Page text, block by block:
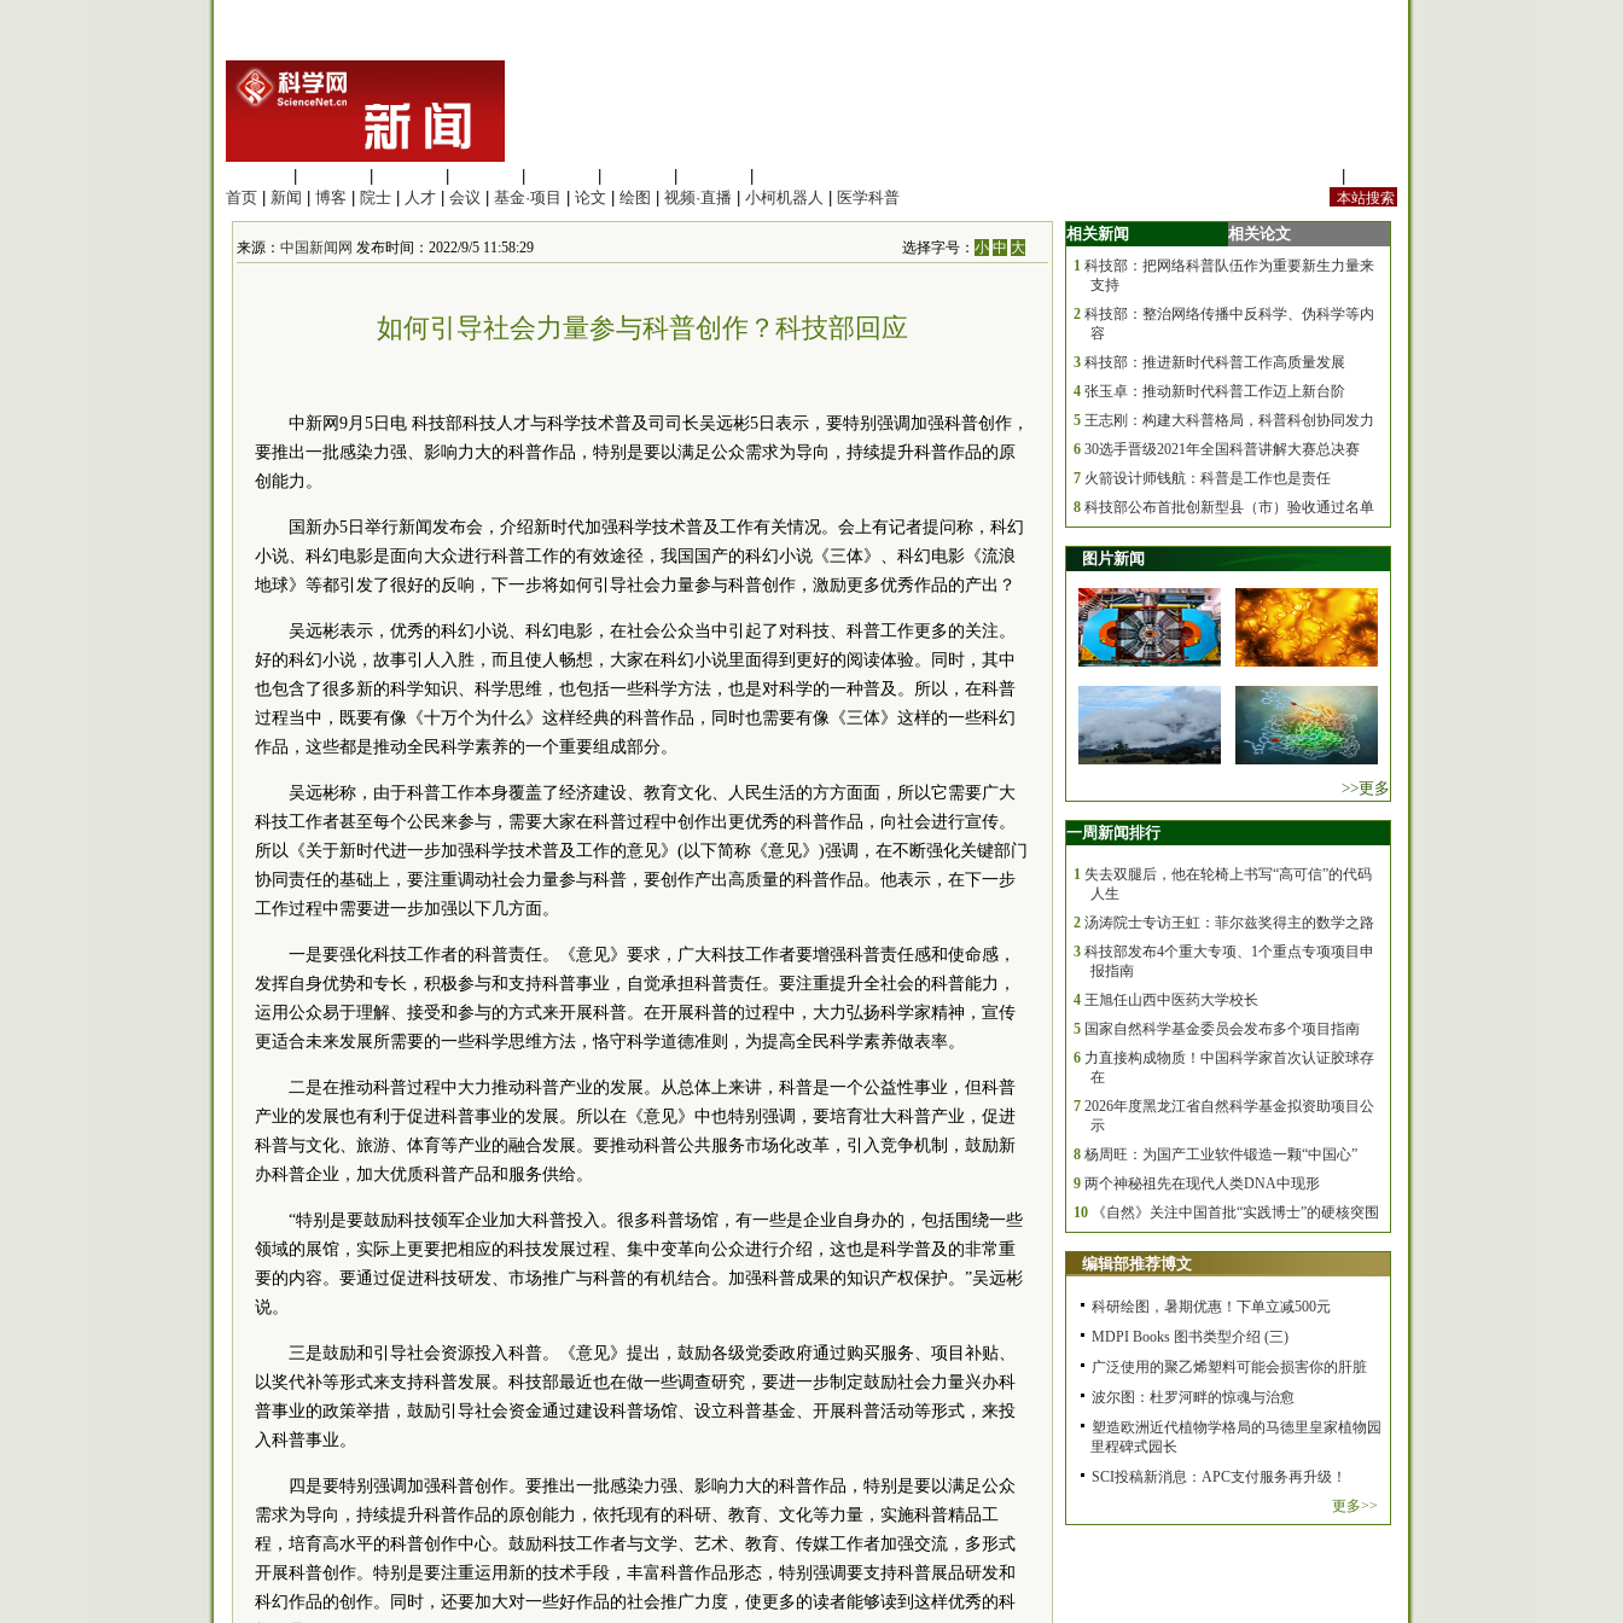
首页
新闻 博客 院士 人才 会议 基金·项目 论文 绘图 视频·直播 小柯机器人 医学科普
来源： 中国新闻网 发布时间：2022/9/5 11:58:29 选择字号：小 中 大
如何引导社会力量参与科普创作？科技部回应
中新网9月5日电 科技部科技人才与科学技术普及司司长吴远彬5日表示，要特别强调加强科普创作，
要推出一批感染力强、影响力大的科普作品，特别是要以满足公众需求为导向，持续提升科普作品的原
创能力。
国新办5日举行新闻发布会，介绍新时代加强科学技术普及工作有关情况。会上有记者提问称，科幻
小说、科幻电影是面向大众进行科普工作的有效途径，我国国产的科幻小说《三体》、科幻电影《流浪
地球》等都引发了很好的反响，下一步将如何引导社会力量参与科普创作，激励更多优秀作品的产出？
吴远彬表示，优秀的科幻小说、科幻电影，在社会公众当中引起了对科技、科普工作更多的关注。
好的科幻小说，故事引人入胜，而且使人畅想，大家在科幻小说里面得到更好的阅读体验。同时，其中
也包含了很多新的科学知识、科学思维，也包括一些科学方法，也是对科学的一种普及。所以，在科普
过程当中，既要有像《十万个为什么》这样经典的科普作品，同时也需要有像《三体》这样的一些科幻
作品，这些都是推动全民科学素养的一个重要组成部分。
吴远彬称，由于科普工作本身覆盖了经济建设、教育文化、人民生活的方方面面，所以它需要广大
科技工作者甚至每个公民来参与，需要大家在科普过程中创作出更优秀的科普作品，向社会进行宣传。
所以《关于新时代进一步加强科学技术普及工作的意见》(以下简称《意见》)强调，在不断强化关键部门
协同责任的基础上，要注重调动社会力量参与科普，要创作产出高质量的科普作品。他表示，在下一步
工作过程中需要进一步加强以下几方面。
一是要强化科技工作者的科普责任。《意见》要求，广大科技工作者要增强科普责任感和使命感，
发挥自身优势和专长，积极参与和支持科普事业，自觉承担科普责任。要注重提升全社会的科普能力，
运用公众易于理解、接受和参与的方式来开展科普。在开展科普的过程中，大力弘扬科学家精神，宣传
更适合未来发展所需要的一些科学思维方法，恪守科学道德准则，为提高全民科学素养做表率。
二是在推动科普过程中大力推动科普产业的发展。从总体上来讲，科普是一个公益性事业，但科普
产业的发展也有利于促进科普事业的发展。所以在《意见》中也特别强调，要培育壮大科普产业，促进
科普与文化、旅游、体育等产业的融合发展。要推动科普公共服务市场化改革，引入竞争机制，鼓励新
办科普企业，加大优质科普产品和服务供给。
“特别是要鼓励科技领军企业加大科普投入。很多科普场馆，有一些是企业自身办的，包括围绕一些
领域的展馆，实际上更要把相应的科技发展过程、集中变革向公众进行介绍，这也是科学普及的非常重
要的内容。要通过促进科技研发、市场推广与科普的有机结合。加强科普成果的知识产权保护。”吴远彬
说。
三是鼓励和引导社会资源投入科普。《意见》提出，鼓励各级党委政府通过购买服务、项目补贴、
以奖代补等形式来支持科普发展。科技部最近也在做一些调查研究，要进一步制定鼓励社会力量兴办科
普事业的政策举措，鼓励引导社会资金通过建设科普场馆、设立科普基金、开展科普活动等形式，来投
入科普事业。
四是要特别强调加强科普创作。要推出一批感染力强、影响力大的科普作品，特别是要以满足公众
需求为导向，持续提升科普作品的原创能力，依托现有的科研、教育、文化等力量，实施科普精品工
程，培育高水平的科普创作中心。鼓励科技工作者与文学、艺术、教育、传媒工作者加强交流，多形式
开展科普创作。特别是要注重运用新的技术手段，丰富科普作品形态，特别强调要支持科普展品研发和
科幻作品的创作。同时，还要加大对一些好作品的社会推广力度，使更多的读者能够读到这样优秀的科
相关新闻 相关论文
1 科技部：把网络科普队伍作为重要新生力量来
支持
2 科技部：整治网络传播中反科学、伪科学等内
容
3 科技部：推进新时代科普工作高质量发展
4 张玉卓：推动新时代科普工作迈上新台阶
5 王志刚：构建大科普格局，科普科创协同发力
6 30选手晋级2021年全国科普讲解大赛总决赛
7 火箭设计师钱航：科普是工作也是责任
8 科技部公布首批创新型县（市）验收通过名单
图片新闻
>>更多
一周新闻排行
1 失去双腿后，他在轮椅上书写“高可信”的代码
人生
2 汤涛院士专访王虹：菲尔兹奖得主的数学之路
3 科技部发布4个重大专项、1个重点专项项目申
报指南
4 王旭任山西中医药大学校长
5 国家自然科学基金委员会发布多个项目指南
6 力直接构成物质！中国科学家首次认证胶球存
在
7 2026年度黑龙江省自然科学基金拟资助项目公
示
8 杨周旺：为国产工业软件锻造一颗“中国心”
9 两个神秘祖先在现代人类DNA中现形
10
《自然》关注中国首批“实践博士”的硬核突围
编辑部推荐博文
科研绘图，暑期优惠！下单立减500元
MDPI Books 图书类型介绍 (三)
广泛使用的聚乙烯塑料可能会损害你的肝脏
波尔图：杜罗河畔的惊魂与治愈
塑造欧洲近代植物学格局的马德里皇家植物园
里程碑式园长
SCI投稿新消息：APC支付服务再升级！
更多>>